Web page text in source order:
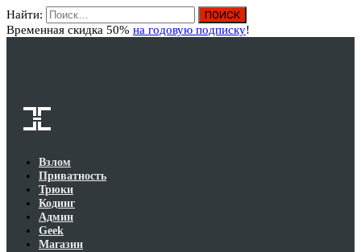
Найти:
Временная скидка 50% на годовую подписку!
Взлом
Приватность
Трюки
Кодинг
Админ
Geek
Магазин